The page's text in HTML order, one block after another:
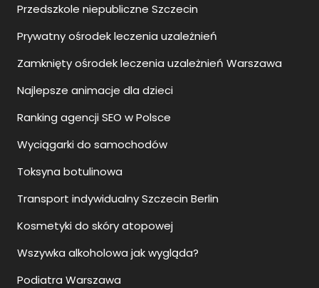
Przedszkole niepubliczne Szczecin
Prywatny ośrodek leczenia uzależnień
Zamknięty ośrodek leczenia uzależnień Warszawa
Najlepsze animacje dla dzieci
Ranking agencji SEO w Polsce
Wyciągarki do samochodów
Toksyna botulinowa
Transport indywidualny Szczecin Berlin
Kosmetyki do skóry atopowej
Wszywka alkoholowa jak wygląda?
Podiatra Warszawa